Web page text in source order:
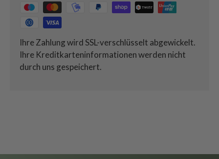
Ihre Zahlung wird SSL-verschlüsselt abgewickelt.
Ihre Kreditkarteninformationen werden nicht
durch uns gespeichert.